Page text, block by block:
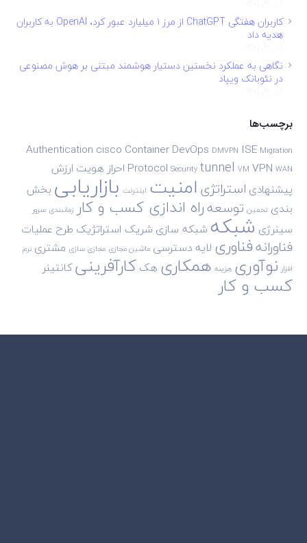
کاربران هفتگی ChatGPT از مرز ۱ میلیارد عبور کرد، OpenAI به کاربران
هدیه داد
نگاهی به عملکرد نخستین دستیار هوشمند مبتنی بر هوش مصنوعی
در نئوبانک ویپاد
برچسب‌ها
Authentication cisco ContainerDevOps DMVPN ISE Migration
Protocol Security tunnel VM VPN WAN احراز هویت ارزش
پیشنهادی استراتژی امنیت اینترنت بازاریابیبخش
بندی تخمین توسعهراه اندازی کسب و کار زمانبندی سرور
سینرژی شبکه شبکه سازی شریک استراتژیک طرح عملیات
فناورانهفناوری لایه دسترسی ماشین مجازی مجازی سازی مشتری نرم
افزار نوآوری هزینه همکاری هککارآفرینیکانتینر
کسب و کار